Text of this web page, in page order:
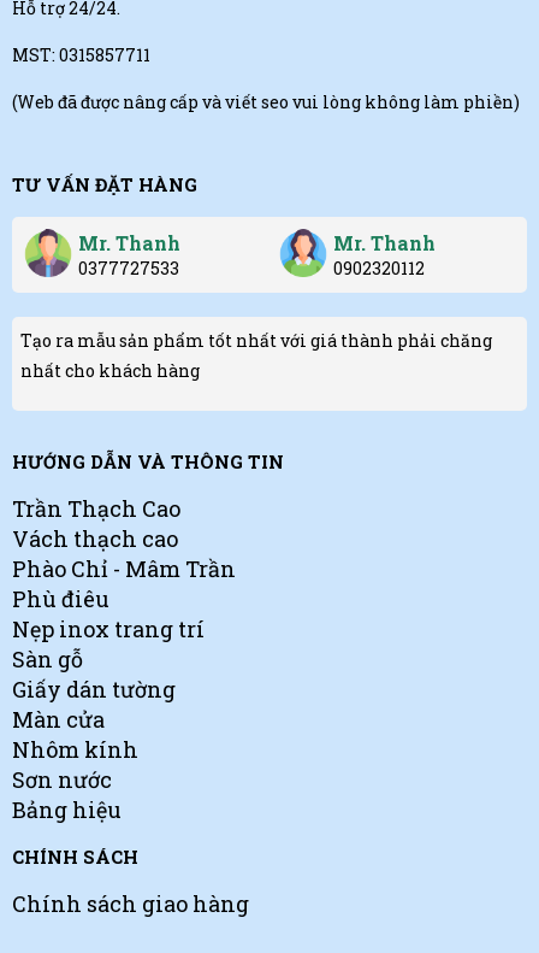
Hỗ trợ 24/24.
MST: 0315857711
(Web đã được nâng cấp và viết seo vui lòng không làm phiền)
TƯ VẤN ĐẶT HÀNG
Mr. Thanh
0377727533
Mr. Thanh
0902320112
Tạo ra mẫu sản phẩm tốt nhất với giá thành phải chăng
nhất cho khách hàng
HƯỚNG DẪN VÀ THÔNG TIN
Trần Thạch Cao
Vách thạch cao
Phào Chỉ - Mâm Trần
Phù điêu
Nẹp inox trang trí
Sàn gỗ
Giấy dán tường
Màn cửa
Nhôm kính
Sơn nước
Bảng hiệu
CHÍNH SÁCH
Chính sách giao hàng